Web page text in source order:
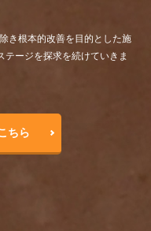
き根本的改善を目的とした施
ージを探求を続けていきま
ちら